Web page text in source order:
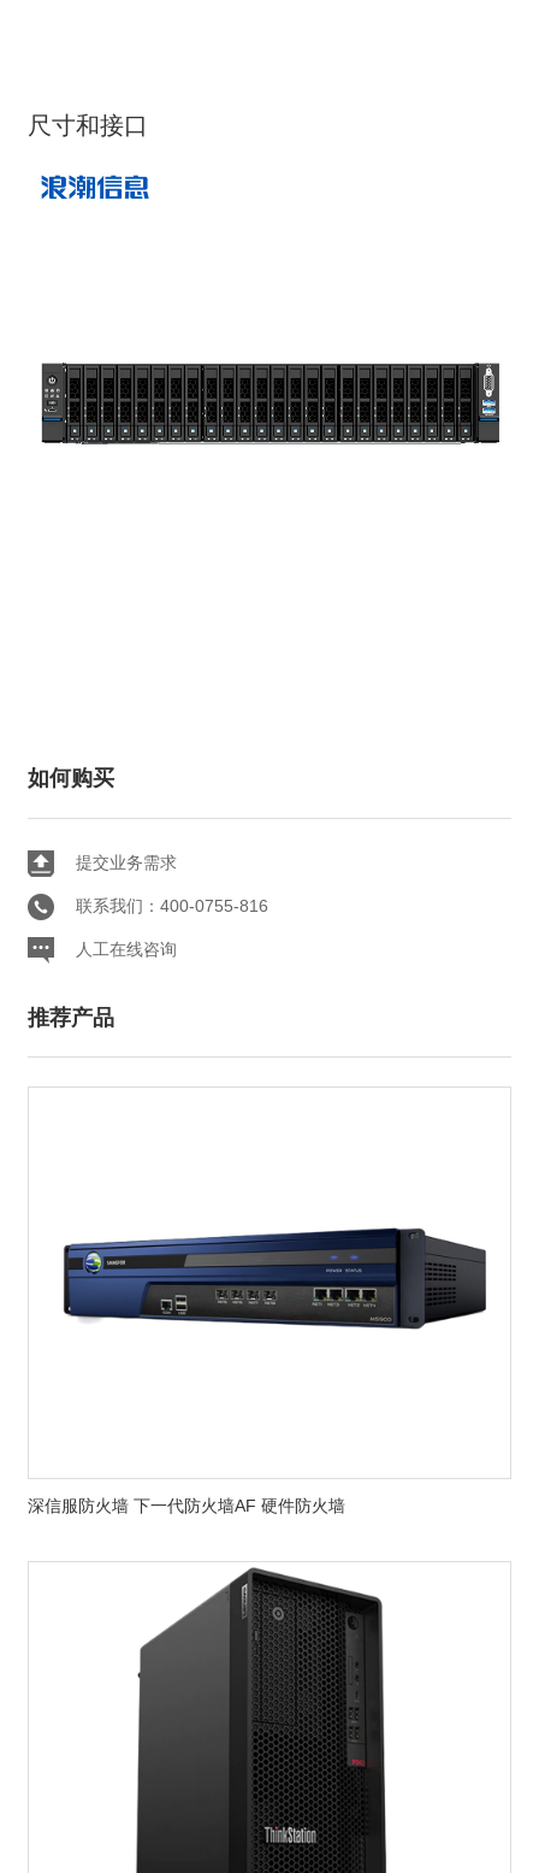
尺寸和接口
如何购买
提交业务需求
联系我们：400-0755-816
人工在线咨询
推荐产品
深信服防火墙 下一代防火墙AF 硬件防火墙